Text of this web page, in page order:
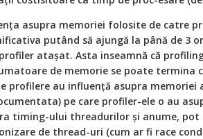
asupra memoriei folosite de catre
putând să ajungă la până de 3
atașat. Asta inseamnă că
de memorie se poate termina
profilere au influență asupra
pe care profiler-ele o au
timing-ului threadurilor şi anume, pot
de thread-uri (cum ar fi race